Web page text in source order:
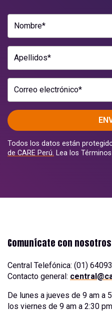
Nombre*
Apellidos*
Correo electrónico*
Todos los datos están
de CARE Perú. Lea los
Comunícate con nosotros
Central Telefónica: (01)
Contacto general:
De lunes a jueves de 9 am a
los viernes de 9 am a 2:30